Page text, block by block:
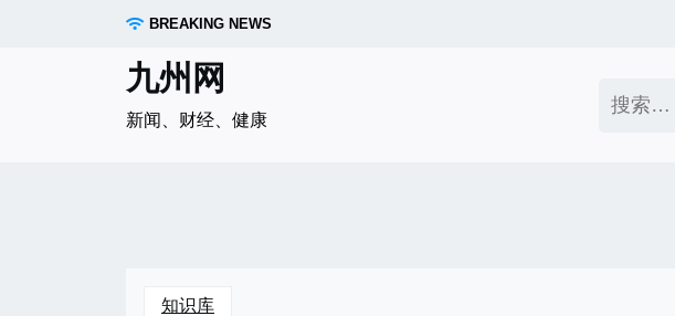
BREAKING NEWS
九州网
新闻、财经、健康
索：
知识库